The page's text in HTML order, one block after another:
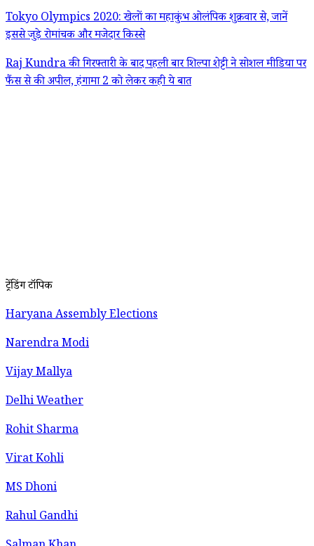
Tokyo Olympics 2020: खेलों का महाकुंभ ओलंपिक शुक्रवार से, जानें
इससे जुड़े रोमांचक और मजेदार किस्से
Raj Kundra की गिरफ्तारी के बाद पहली बार शिल्पा शेट्टी ने सोशल मीडिया पर
फैंस से की अपील, हंगामा 2 को लेकर कही ये बात
ट्रेंडिंग टॉपिक
Haryana Assembly Elections
Narendra Modi
Vijay Mallya
Delhi Weather
Rohit Sharma
Virat Kohli
MS Dhoni
Rahul Gandhi